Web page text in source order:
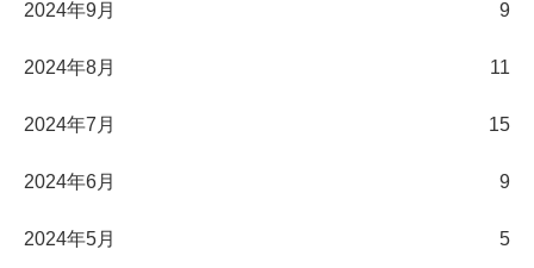
2024年9月 9
2024年8月 11
2024年7月 15
2024年6月 9
2024年5月 5